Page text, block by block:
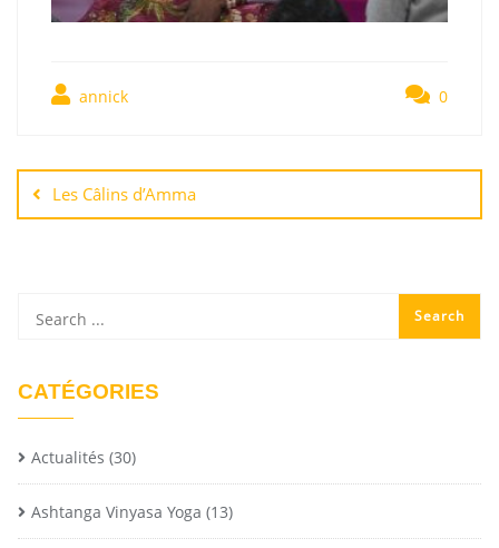
annick 0
Les Câlins d’Amma
CATÉGORIES
Actualités (30)
Ashtanga Vinyasa Yoga (13)